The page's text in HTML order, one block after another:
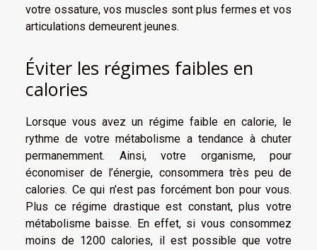
votre ossature, vos muscles sont plus fermes et vos
articulations demeurent jeunes.
Éviter les régimes faibles en
calories
Lorsque vous avez un régime faible en calorie, le
rythme de votre métabolisme a tendance à chuter
permanemment. Ainsi, votre organisme, pour
économiser de l’énergie, consommera très peu de
calories. Ce qui n’est pas forcément bon pour vous.
Plus ce régime drastique est constant, plus votre
métabolisme baisse. En effet, si vous consommez
moins de 1200 calories, il est possible que votre